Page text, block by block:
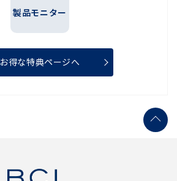
製品モニター
お得な特典ページへ